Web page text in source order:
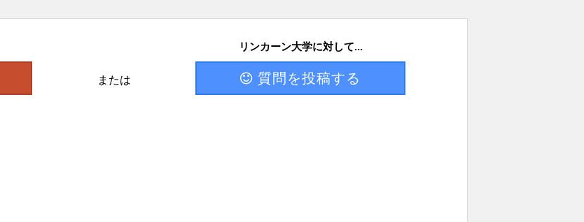
または
リンカーン大学に対して...
質問を投稿する